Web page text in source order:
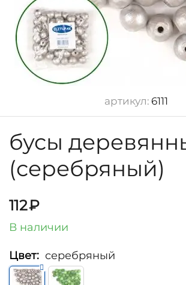
артикул: 6111
бусы
(серебряный)
112₽
В наличии
Цвет: серебряный